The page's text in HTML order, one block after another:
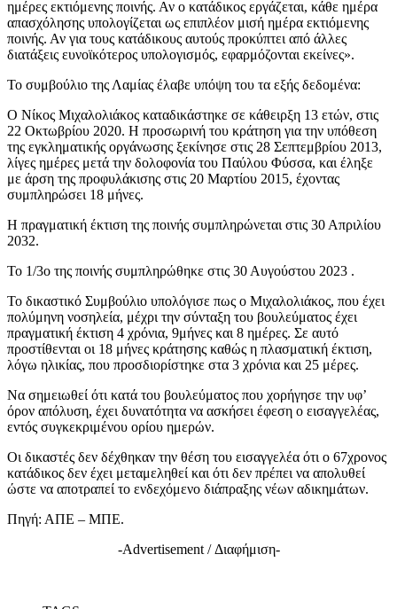
ημέρες εκτιόμενης ποινής. Αν ο κατάδικος εργάζεται, κάθε ημέρα
απασχόλησης υπολογίζεται ως επιπλέον μισή ημέρα εκτιόμενης
ποινής. Αν για τους κατάδικους αυτούς προκύπτει από άλλες
διατάξεις ευνοϊκότερος υπολογισμός, εφαρμόζονται εκείνες».
Το συμβούλιο της Λαμίας έλαβε υπόψη του τα εξής δεδομένα:
Ο Νίκος Μιχαλολιάκος καταδικάστηκε σε κάθειρξη 13 ετών, στις
22 Οκτωβρίου 2020. Η προσωρινή του κράτηση για την υπόθεση
της εγκληματικής οργάνωσης ξεκίνησε στις 28 Σεπτεμβρίου 2013,
λίγες ημέρες μετά την δολοφονία του Παύλου Φύσσα, και έληξε
με άρση της προφυλάκισης στις 20 Μαρτίου 2015, έχοντας
συμπληρώσει 18 μήνες.
Η πραγματική έκτιση της ποινής συμπληρώνεται στις 30 Απριλίου
2032.
Το 1/3ο της ποινής συμπληρώθηκε στις 30 Αυγούστου 2023 .
Το δικαστικό Συμβούλιο υπολόγισε πως ο Μιχαλολιάκος, που έχει
πολύμηνη νοσηλεία, μέχρι την σύνταξη του βουλεύματος έχει
πραγματική έκτιση 4 χρόνια, 9μήνες και 8 ημέρες. Σε αυτό
προστίθενται οι 18 μήνες κράτησης καθώς η πλασματική έκτιση,
λόγω ηλικίας, που προσδιορίστηκε στα 3 χρόνια και 25 μέρες.
Να σημειωθεί ότι κατά του βουλεύματος που χορήγησε την υφ’
όρον απόλυση, έχει δυνατότητα να ασκήσει έφεση ο εισαγγελέας,
εντός συγκεκριμένου ορίου ημερών.
Οι δικαστές δεν δέχθηκαν την θέση του εισαγγελέα ότι ο 67χρονος
κατάδικος δεν έχει μεταμεληθεί και ότι δεν πρέπει να απολυθεί
ώστε να αποτραπεί το ενδεχόμενο διάπραξης νέων αδικημάτων.
Πηγή: ΑΠΕ – ΜΠΕ.
-Advertisement / Διαφήμιση-